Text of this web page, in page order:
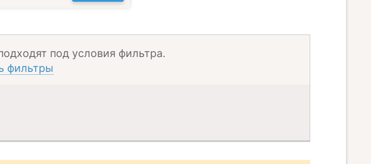
под условия фильтра.
фильтры